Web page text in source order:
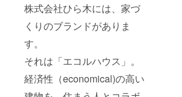
株式会社ひら木には、家づ
くりのブランドがありま
す。
それは「エコルハウス」。
経済性（economical)の高い